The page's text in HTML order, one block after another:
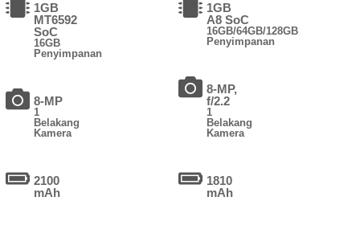
1GB
MT6592
SoC
16GB
Penyimpanan
8-MP
1
Belakang
Kamera
2100
mAh
1GB
A8 SoC
16GB/64GB/128GB
Penyimpanan
8-MP,
f/2.2
1
Belakang
Kamera
1810
mAh